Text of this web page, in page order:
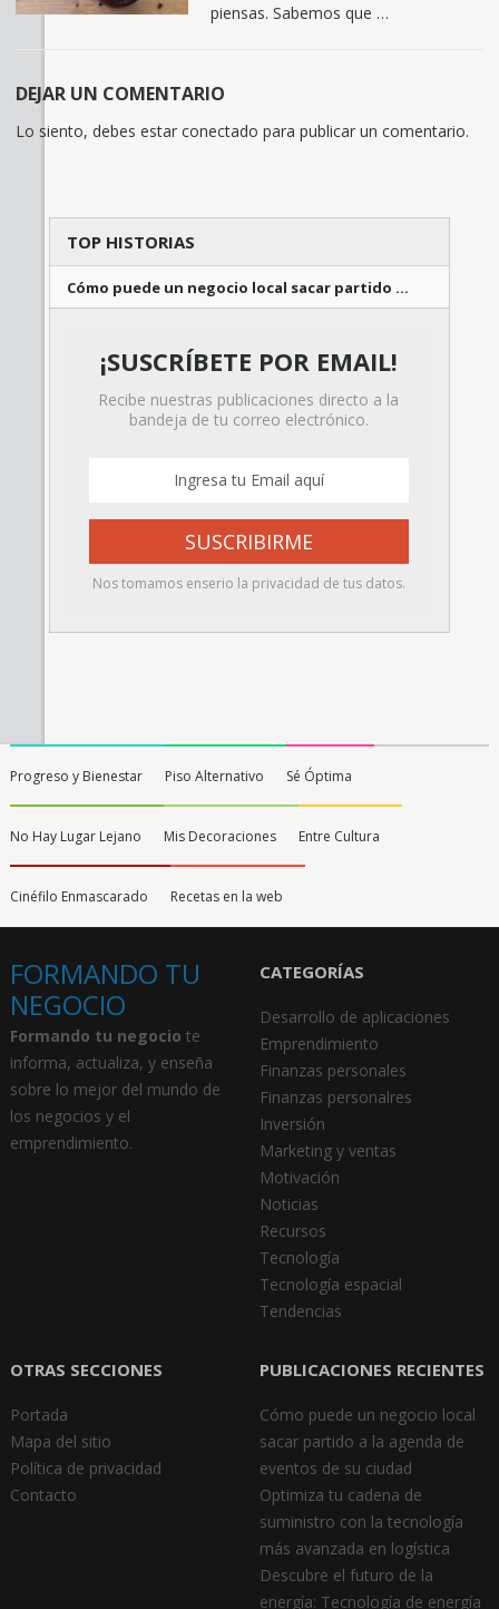
piensas. Sabemos que …
DEJAR UN COMENTARIO
Lo siento, debes estar conectado para publicar un comentario.
TOP HISTORIAS
Cómo puede un negocio local sacar partido …
¡SUSCRÍBETE POR EMAIL!
Recibe nuestras publicaciones directo a la
bandeja de tu correo electrónico.
Nos tomamos enserio la privacidad de tus datos.
Progreso y Bienestar Piso Alternativo Sé Óptima
No Hay Lugar Lejano Mis Decoraciones Entre Cultura
Cinéfilo Enmascarado Recetas en la web
FORMANDO TU
NEGOCIO
Formando tu negocio te
informa, actualiza, y enseña
sobre lo mejor del mundo de
los negocios y el
emprendimiento.
CATEGORÍAS
Desarrollo de aplicaciones
Emprendimiento
Finanzas personales
Finanzas personalres
Inversión
Marketing y ventas
Motivación
Noticias
Recursos
Tecnología
Tecnología espacial
Tendencias
OTRAS SECCIONES
Portada
Mapa del sitio
Política de privacidad
Contacto
PUBLICACIONES RECIENTES
Cómo puede un negocio local
sacar partido a la agenda de
eventos de su ciudad
Optimiza tu cadena de
suministro con la tecnología
más avanzada en logística
Descubre el futuro de la
energía: Tecnología de energía